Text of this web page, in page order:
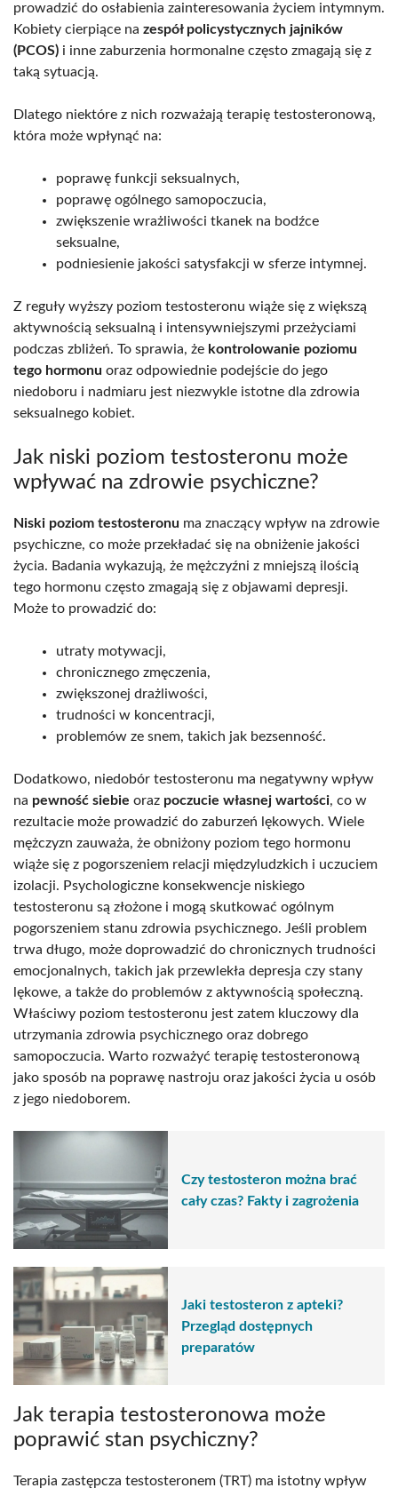
prowadzić do osłabienia zainteresowania życiem intymnym.
Kobiety cierpiące na zespół policystycznych jajników
(PCOS) i inne zaburzenia hormonalne często zmagają się z
taką sytuacją.
Dlatego niektóre z nich rozważają terapię testosteronową,
która może wpłynąć na:
poprawę funkcji seksualnych,
poprawę ogólnego samopoczucia,
zwiększenie wrażliwości tkanek na bodźce
seksualne,
podniesienie jakości satysfakcji w sferze intymnej.
Z reguły wyższy poziom testosteronu wiąże się z większą
aktywnością seksualną i intensywniejszymi przeżyciami
podczas zbliżeń. To sprawia, że kontrolowanie poziomu
tego hormonu oraz odpowiednie podejście do jego
niedoboru i nadmiaru jest niezwykle istotne dla zdrowia
seksualnego kobiet.
Jak niski poziom testosteronu może
wpływać na zdrowie psychiczne?
Niski poziom testosteronu ma znaczący wpływ na zdrowie
psychiczne, co może przekładać się na obniżenie jakości
życia. Badania wykazują, że mężczyźni z mniejszą ilością
tego hormonu często zmagają się z objawami depresji.
Może to prowadzić do:
utraty motywacji,
chronicznego zmęczenia,
zwiększonej drażliwości,
trudności w koncentracji,
problemów ze snem, takich jak bezsenność.
Dodatkowo, niedobór testosteronu ma negatywny wpływ
na pewność siebie oraz poczucie własnej wartości, co w
rezultacie może prowadzić do zaburzeń lękowych. Wiele
mężczyzn zauważa, że obniżony poziom tego hormonu
wiąże się z pogorszeniem relacji międzyludzkich i uczuciem
izolacji. Psychologiczne konsekwencje niskiego
testosteronu są złożone i mogą skutkować ogólnym
pogorszeniem stanu zdrowia psychicznego. Jeśli problem
trwa długo, może doprowadzić do chronicznych trudności
emocjonalnych, takich jak przewlekła depresja czy stany
lękowe, a także do problemów z aktywnością społeczną.
Właściwy poziom testosteronu jest zatem kluczowy dla
utrzymania zdrowia psychicznego oraz dobrego
samopoczucia. Warto rozważyć terapię testosteronową
jako sposób na poprawę nastroju oraz jakości życia u osób
z jego niedoborem.
Czy testosteron można brać
cały czas? Fakty i zagrożenia
Jaki testosteron z apteki?
Przegląd dostępnych
preparatów
Jak terapia testosteronowa może
poprawić stan psychiczny?
Terapia zastępcza testosteronem (TRT) ma istotny wpływ